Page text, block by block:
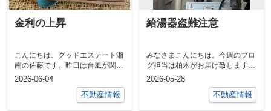
金利の上昇
こんにちは。グッドエステート湘
南の佐藤です。昨日は台風が関東
を横断しました。皆様のご自宅付
2026-06-04
不動産情報
給湯器盗難注意
みなさまこんにちは。今週のブロ
グ担当は柏木がお届け致します。
今回はタイトルにも書きました給
2026-05-28
不動産情報